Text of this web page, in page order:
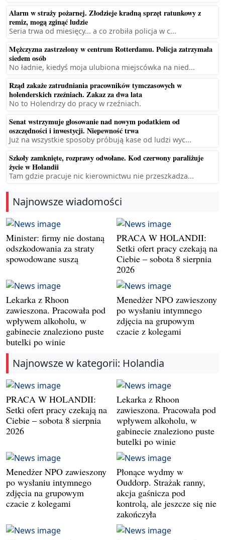
Alarm w straży pożarnej. Złodzieje kradną sprzęt ratunkowy z
remiz, mogą zginąć ludzie
Seria trwa od miesięcy... a co zrobiła policja w c...
Mężczyzna zastrzelony w centrum Rotterdamu. Policja zatrzymała
siedem osób
No ładnie, kiedyś moja ulubiona miejscówka na nied...
Rząd zakaże zatrudniania pracowników tymczasowych w
holenderskich rzeźniach. Zakaz za dwa lata
No to Holendrzy do pracy w rzeźniach.
Senat wstrzymuje głosowanie nad nowym podatkiem od
oszczędności i inwestycji. Niepewność trwa
Już na wszystkie sposoby próbują kase od ludzi wyc...
Szkoły zamknięte, rozprawy odwołane. Kod czerwony paraliżuje
życie w Holandii
Tam gdzie pracuje nic kierownictwu nie przeszkadza...
Najnowsze wiadomości
Minister: firmy nie dostaną
odszkodowania za straty
spowodowane suszą
PRACA W HOLANDII:
Setki ofert pracy czekają na
Ciebie – sobota 8 sierpnia
2026
Lekarka z Rhoon
zawieszona. Pracowała pod
wpływem alkoholu, w
gabinecie znaleziono puste
butelki po winie
Menedżer NPO zawieszony
po wysłaniu intymnego
zdjęcia na grupowym
czacie z kolegami
Najnowsze w kategorii: Holandia
PRACA W HOLANDII:
Setki ofert pracy czekają na
Ciebie – sobota 8 sierpnia
2026
Lekarka z Rhoon
zawieszona. Pracowała pod
wpływem alkoholu, w
gabinecie znaleziono puste
butelki po winie
Menedżer NPO zawieszony
po wysłaniu intymnego
zdjęcia na grupowym
czacie z kolegami
Płonące wydmy w
Ouddorp. Strażak ranny,
akcja gaśnicza pod
kontrolą, ale jeszcze się nie
zakończyła